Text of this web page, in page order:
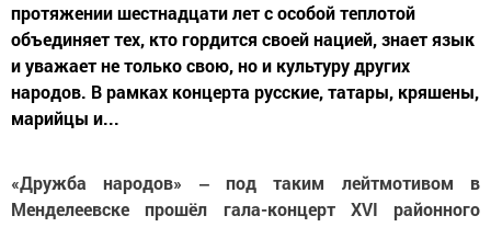
протяжении шестнадцати лет с особой теплотой
объединяет тех, кто гордится своей нацией, знает язык
и уважает не только свою, но и культуру других
народов. В рамках концерта русские, татары, кряшены,
марийцы и...
«Дружба народов» ‒ под таким лейтмотивом в
Менделеевске прошёл гала-концерт XVI районного